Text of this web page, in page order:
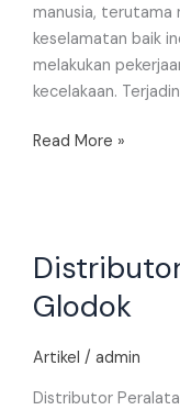
manusia, terutama
keselamatan baik
melakukan
kecelakaan.
Read More »
Glodok
Artikel / admin
Distributor
Peralatan
di